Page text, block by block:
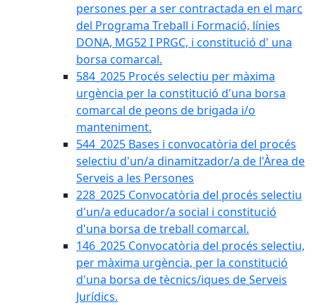
persones per a ser contractada en el marc
del Programa Treball i Formació, línies
DONA, MG52 I PRGC, i constitució d' una
borsa comarcal.
584_2025 Procés selectiu per màxima
urgència per la constitució d'una borsa
comarcal de peons de brigada i/o
manteniment.
544_2025 Bases i convocatòria del procés
selectiu d'un/a dinamitzador/a de l'Àrea de
Serveis a les Persones
228_2025 Convocatòria del procés selectiu
d'un/a educador/a social i constitució
d'una borsa de treball comarcal.
146_2025 Convocatòria del procés selectiu,
per màxima urgència, per la constitució
d'una borsa de tècnics/iques de Serveis
Jurídics.